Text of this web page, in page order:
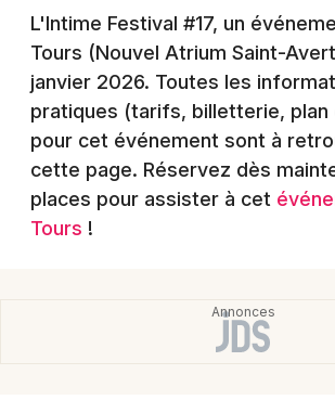
Manifestations
Foires & salons
Spectacles
Concerts
Sports
Mulhouse
Montpellier
Nantes
Nice
L'Intime Festival #17, un
Tours (Nouvel Atrium Saint-
janvier 2026. Toutes les
pratiques (tarifs, billetterie, plan
pour cet événement sont à
cette page. Réservez dès
places pour assister à cet
Tours !